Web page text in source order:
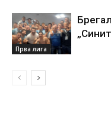
Прва лига